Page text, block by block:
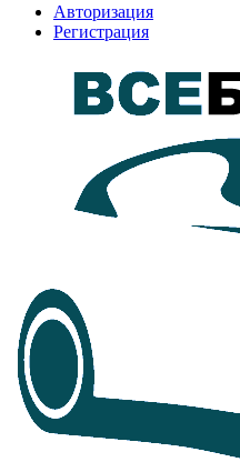
Авторизация
Регистрация